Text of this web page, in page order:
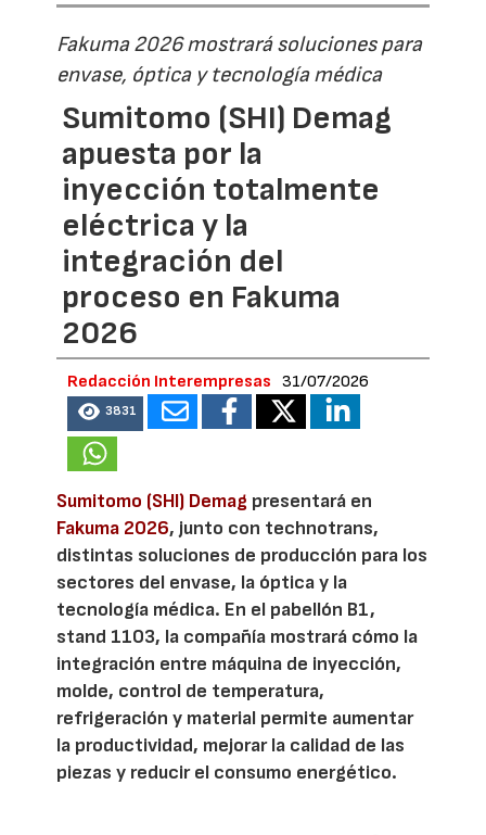
Fakuma 2026 mostrará soluciones para
envase, óptica y tecnología médica
Sumitomo (SHI) Demag
apuesta por la
inyección totalmente
eléctrica y la
integración del
proceso en Fakuma
2026
Redacción Interempresas 31/07/2026
3831
Sumitomo (SHI) Demag presentará en
Fakuma 2026, junto con technotrans,
distintas soluciones de producción para los
sectores del envase, la óptica y la
tecnología médica. En el pabellón B1,
stand 1103, la compañía mostrará cómo la
integración entre máquina de inyección,
molde, control de temperatura,
refrigeración y material permite aumentar
la productividad, mejorar la calidad de las
piezas y reducir el consumo energético.